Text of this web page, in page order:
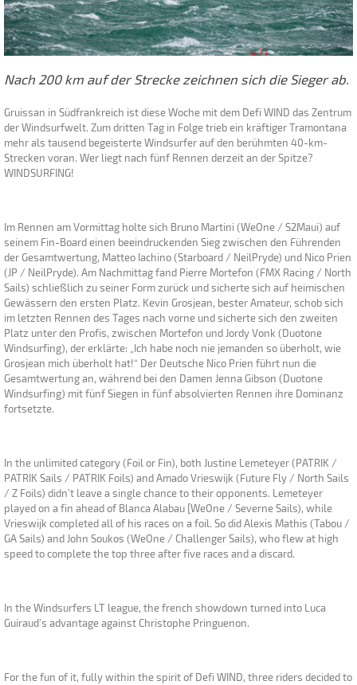
Nach 200 km auf der Strecke zeichnen sich die Sieger ab.
Gruissan in Südfrankreich ist diese Woche mit dem Defi WIND das Zentrum
der Windsurfwelt. Zum dritten Tag in Folge trieb ein kräftiger Tramontana
mehr als tausend begeisterte Windsurfer auf den berühmten 40-km-
Strecken voran. Wer liegt nach fünf Rennen derzeit an der Spitze?
WINDSURFING!
Im Rennen am Vormittag holte sich Bruno Martini (WeOne / S2Maui) auf
seinem Fin-Board einen beeindruckenden Sieg zwischen den Führenden
der Gesamtwertung, Matteo Iachino (Starboard / NeilPryde) und Nico Prien
(JP / NeilPryde). Am Nachmittag fand Pierre Mortefon (FMX Racing / North
Sails) schließlich zu seiner Form zurück und sicherte sich auf heimischen
Gewässern den ersten Platz. Kevin Grosjean, bester Amateur, schob sich
im letzten Rennen des Tages nach vorne und sicherte sich den zweiten
Platz unter den Profis, zwischen Mortefon und Jordy Vonk (Duotone
Windsurfing), der erklärte: „Ich habe noch nie jemanden so überholt, wie
Grosjean mich überholt hat!“ Der Deutsche Nico Prien führt nun die
Gesamtwertung an, während bei den Damen Jenna Gibson (Duotone
Windsurfing) mit fünf Siegen in fünf absolvierten Rennen ihre Dominanz
fortsetzte.
In the unlimited category (Foil or Fin), both Justine Lemeteyer (PATRIK /
PATRIK Sails / PATRIK Foils) and Amado Vrieswijk (Future Fly / North Sails
/ Z Foils) didn’t leave a single chance to their opponents. Lemeteyer
played on a fin ahead of Blanca Alabau [WeOne / Severne Sails), while
Vrieswijk completed all of his races on a foil. So did Alexis Mathis (Tabou /
GA Sails) and John Soukos (WeOne / Challenger Sails), who flew at high
speed to complete the top three after five races and a discard.
In the Windsurfers LT league, the french showdown turned into Luca
Guiraud’s advantage against Christophe Pringuenon.
For the fun of it, fully within the spirit of Defi WIND, three riders decided to